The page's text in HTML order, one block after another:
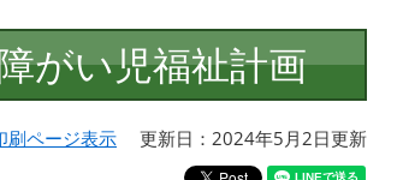
がい児福祉計画
刷ページ表示 更新日：2024年5月2日更新